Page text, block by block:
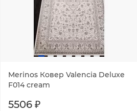
Merinos Ковер Valencia Deluxe
F014 cream
5506 ₽